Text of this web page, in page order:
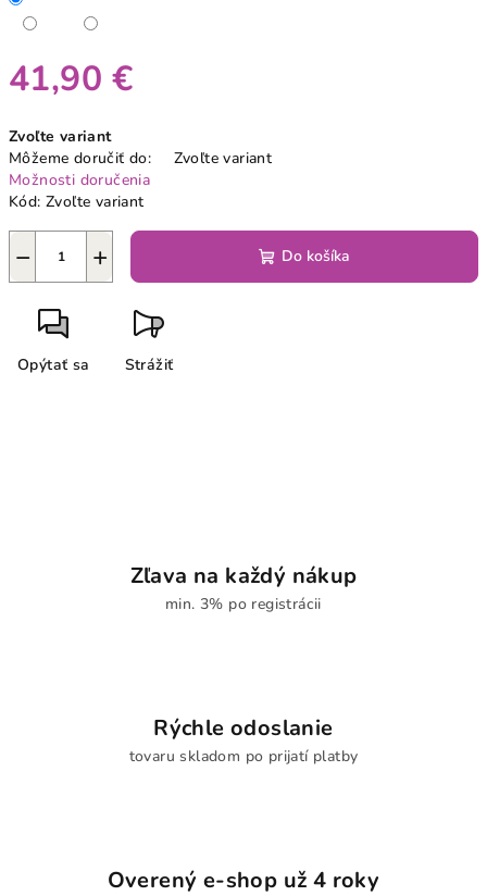
41,90 €
cena:
Zvoľte variant
Môžeme doručiť do:
Zvoľte variant
Možnosti doručenia
Kód: Zvoľte variant
+
− Do košíka
Opýtať sa Strážiť
Zľava na každý nákup
min. 3% po registrácii
Rýchle odoslanie
tovaru skladom po prijatí platby
Overený e-shop už 4 roky